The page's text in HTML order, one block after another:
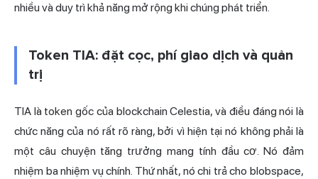
nhiều và duy trì khả năng mở rộng khi chúng phát triển.
Token TIA: đặt cọc, phí giao dịch và quản
trị
TIA là token gốc của blockchain Celestia, và điều đáng nói là
chức năng của nó rất rõ ràng, bởi vì hiện tại nó không phải là
một câu chuyện tăng trưởng mang tính đầu cơ. Nó đảm
nhiệm ba nhiệm vụ chính. Thứ nhất, nó chi trả cho blobspace,